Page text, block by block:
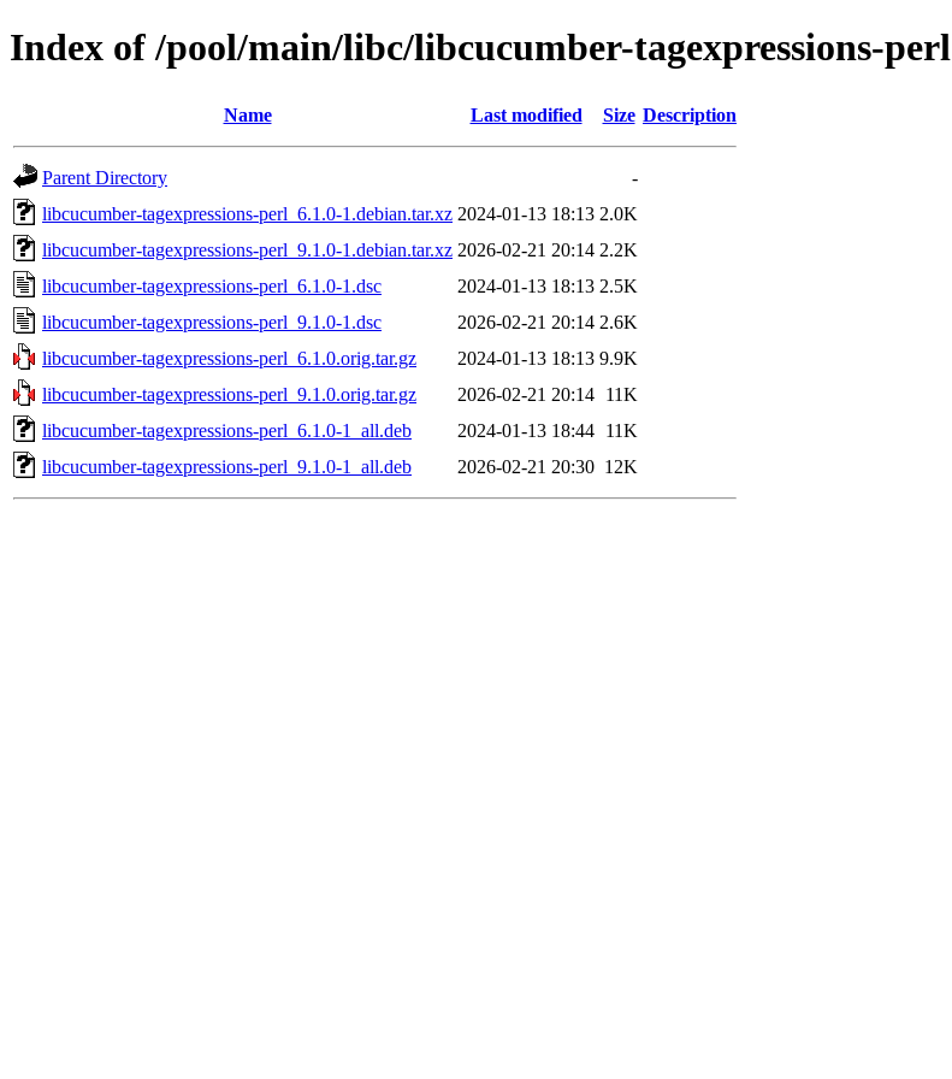
Index of /pool/main/libc/libcucumber-tagexpressions-perl
Name Last modified Size Description
Parent Directory
-
libcucumber-tagexpressions-perl_6.1.0-1.debian.tar.xz 2024-01-13 18:13 2.0K
libcucumber-tagexpressions-perl_9.1.0-1.debian.tar.xz 2026-02-21 20:14 2.2K
libcucumber-tagexpressions-perl_6.1.0-1.dsc
2024-01-13 18:13 2.5K
libcucumber-tagexpressions-perl_9.1.0-1.dsc
2026-02-21 20:14 2.6K
libcucumber-tagexpressions-perl_6.1.0.orig.tar.gz
2024-01-13 18:13 9.9K
libcucumber-tagexpressions-perl_9.1.0.orig.tar.gz
2026-02-21 20:14 11K
libcucumber-tagexpressions-perl_6.1.0-1_all.deb
2024-01-13 18:44 11K
libcucumber-tagexpressions-perl_9.1.0-1_all.deb
2026-02-21 20:30 12K